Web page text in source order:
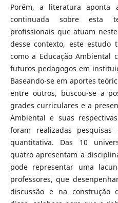
Porém, a literatura aponta
continuada sobre esta
profissionais que atuam
desse contexto, este estudo
como a Educação Ambiental
futuros pedagogos em
Baseando-se em aportes
entre outros, buscou-se a
grades curriculares e a
Ambiental e suas
foram realizadas
quantitativa. Das 10
quatro apresentam a
pode representar uma
professores, que
discussão e na construção